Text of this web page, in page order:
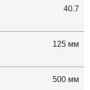
40.7
125 мм
500 мм